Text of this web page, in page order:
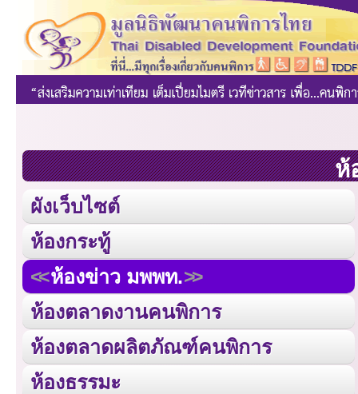
ห้
ผังเว็บไซต์
ห้องกระทู้
ห้องข่าว มพพท.
ห้องตลาดงานคนพิการ
ห้องตลาดผลิตภัณฑ์คนพิการ
ห้องธรรมะ